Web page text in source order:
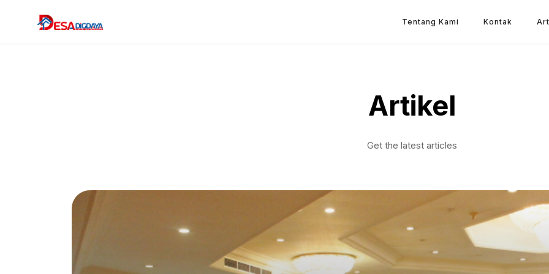
Tentang Kami Kontak
Artikel
Get the latest articles